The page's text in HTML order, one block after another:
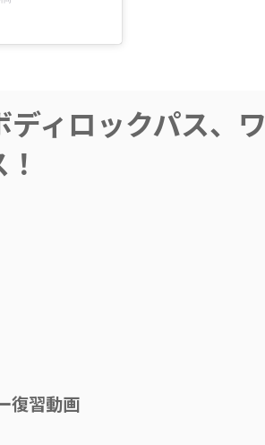
ィロックパス、ワ
復習動画